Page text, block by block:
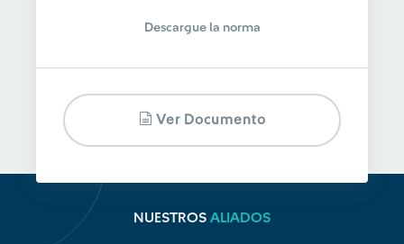
Descargue la norma
Ver Documento
NUESTROS ALIADOS